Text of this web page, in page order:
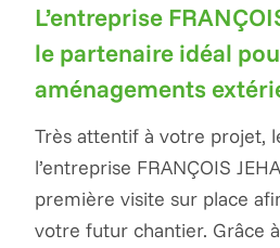
L’entreprise
le partenaire idéal
aménagements
Très attentif à votre projet,
l’entreprise FRANÇOIS
première visite sur place
votre futur chantier. Grâce